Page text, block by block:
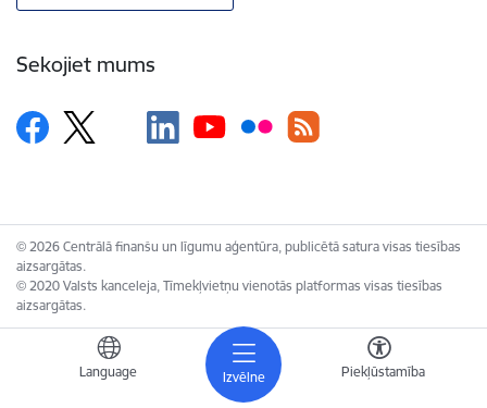
Izvēlne
Language Piekļūstamība
Sekojiet mums
© 2026 Centrālā finanšu un līgumu aģentūra, publicētā satura visas tiesības
aizsargātas.
© 2020 Valsts kanceleja, Tīmekļvietņu vienotās platformas visas tiesības
aizsargātas.